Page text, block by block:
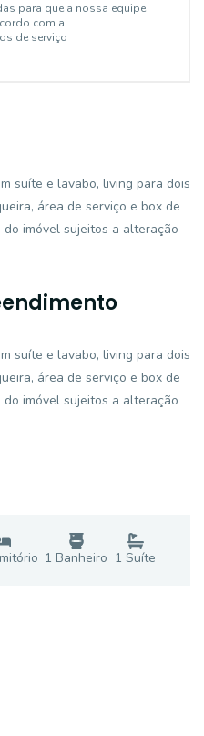
para que a nossa equipe
com a
de serviço
suíte e lavabo, living para dois
área de serviço e box de
imóvel sujeitos a alteração
suíte e lavabo, living para dois
área de serviço e box de
imóvel sujeitos a alteração
1 Banheiro 1 Suíte